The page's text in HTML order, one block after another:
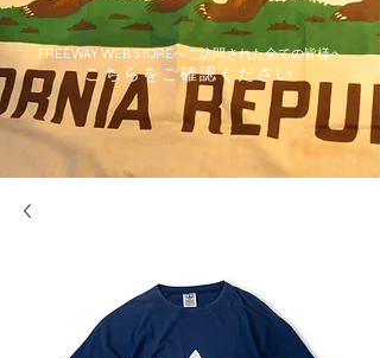
FREEWAY WEB STOREへご訪問された全ての皆様へ
こちらをご確認ください